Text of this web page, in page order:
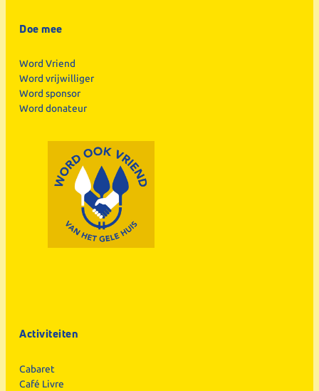
Doe mee
Word Vriend
Word vrijwilliger
Word sponsor
Word donateur
Activiteiten
Cabaret
Café Livre